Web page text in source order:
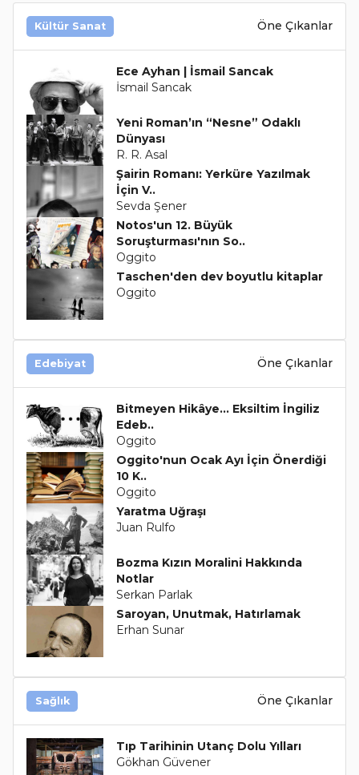
Kültür Sanat Öne Çıkanlar
Ece Ayhan | İsmail Sancak
İsmail Sancak
Yeni Roman’ın “Nesne” Odaklı
Dünyası
R. R. Asal
Şairin Romanı: Yerküre Yazılmak
İçin V..
Sevda Şener
Notos'un 12. Büyük
Soruşturması'nın So..
Oggito
Taschen'den dev boyutlu kitaplar
Oggito
Edebiyat Öne Çıkanlar
Bitmeyen Hikâye… Eksiltim İngiliz
Edeb..
Oggito
Oggito'nun Ocak Ayı İçin Önerdiği
10 K..
Oggito
Yaratma Uğraşı
Juan Rulfo
Bozma Kızın Moralini Hakkında
Notlar
Serkan Parlak
Saroyan, Unutmak, Hatırlamak
Erhan Sunar
Sağlık Öne Çıkanlar
Tıp Tarihinin Utanç Dolu Yılları
Gökhan Güvener